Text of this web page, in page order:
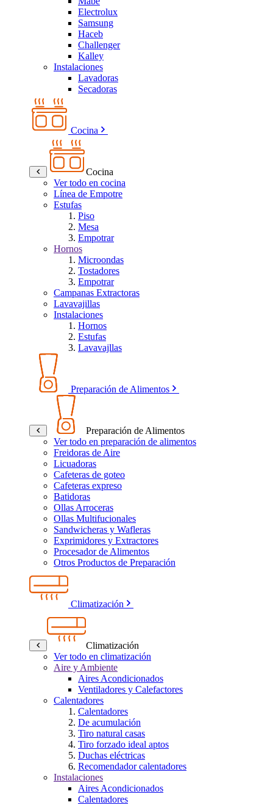
Electrolux
Samsung
Haceb
Challenger
Kalley
Instalaciones
Lavadoras
Secadoras
Cocina
Cocina
Ver todo en cocina
Línea de Empotre
Estufas
Piso
Mesa
Empotrar
Hornos
Microondas
Tostadores
Empotrar
Campanas Extractoras
Lavavajillas
Instalaciones
Hornos
Estufas
Lavavajllas
Preparación de Alimentos
Preparación de Alimentos
Ver todo en preparación de alimentos
Freidoras de Aire
Licuadoras
Cafeteras de goteo
Cafeteras expreso
Batidoras
Ollas Arroceras
Ollas Multifucionales
Sandwicheras y Wafleras
Exprimidores y Extractores
Procesador de Alimentos
Otros Productos de Preparación
Climatización
Climatización
Ver todo en climatización
Aire y Ambiente
Aires Acondicionados
Ventiladores y Calefactores
Calentadores
Calentadores
De acumulación
Tiro natural casas
Tiro forzado ideal aptos
Duchas eléctricas
Recomendador calentadores
Instalaciones
Aires Acondicionados
Calentadores